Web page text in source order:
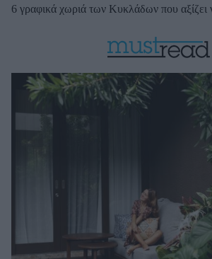
6 γραφικά χωριά των Κυκλάδων που αξίζει